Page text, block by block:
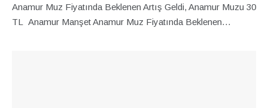
Anamur Muz Fiyatında Beklenen Artış Geldi, Anamur Muzu 30
TL Anamur Manşet Anamur Muz Fiyatında Beklenen…